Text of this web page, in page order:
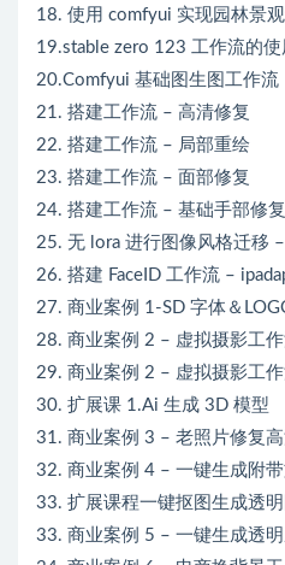
18. 使用 comfyui 实现园林景
19.stable zero 123 工作流的使
20.Comfyui 基础图生图工作流
21. 搭建工作流 – 高清修复
22. 搭建工作流 – 局部重绘
23. 搭建工作流 – 面部修复
24. 搭建工作流 – 基础手部修复
25. 无 lora 进行图像风格迁移
26. 搭建 FaceID 工作流 –
27. 商业案例 1-SD 字体＆
28. 商业案例 2 – 虚拟摄影工作
29. 商业案例 2 – 虚拟摄影工作
30. 扩展课 1.Ai 生成 3D 模型
31. 商业案例 3 – 老照片修复
32. 商业案例 4 – 一键生成附
33. 扩展课程一键抠图生成透
33. 商业案例 5 – 一键生成透